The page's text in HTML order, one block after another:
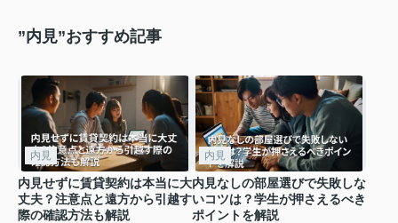
”内見”おすすめ記事
内見
内見せずに賃貸契約は本当に大
丈夫？注意点と遠方から引越す
際の確認方法も解説
内見
内見なしの部屋選びで失敗しな
いコツは？学生が押さえるべき
ポイントを解説